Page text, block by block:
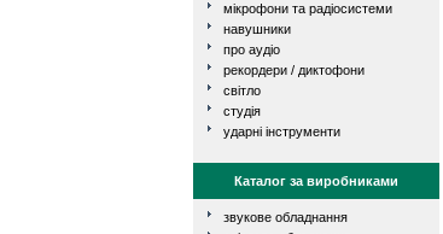
мікрофони та радіосистеми
навушники
про аудіо
рекордери / диктофони
світло
студія
ударні інструменти
Каталог за виробниками
звукове обладнання